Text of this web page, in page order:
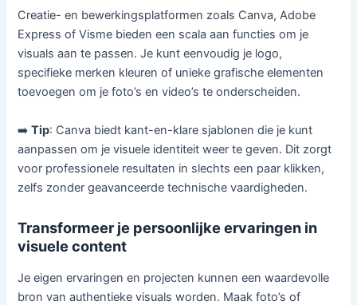
Creatie- en bewerkingsplatformen zoals Canva, Adobe
Express of Visme bieden een scala aan functies om je
visuals aan te passen. Je kunt eenvoudig je logo,
specifieke merken kleuren of unieke grafische elementen
toevoegen om je foto’s en video’s te onderscheiden.
➡️Tip: Canva biedt kant-en-klare sjablonen die je kunt
aanpassen om je visuele identiteit weer te geven. Dit zorgt
voor professionele resultaten in slechts een paar klikken,
zelfs zonder geavanceerde technische vaardigheden.
Transformeer je persoonlijke ervaringen in
visuele content
Je eigen ervaringen en projecten kunnen een waardevolle
bron van authentieke visuals worden. Maak foto’s of